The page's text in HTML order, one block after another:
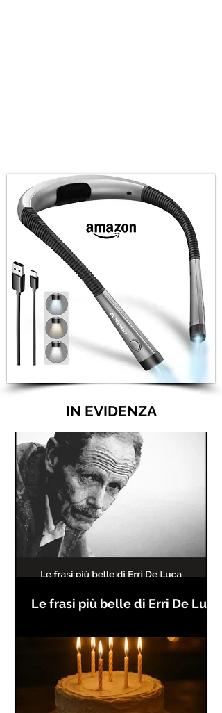
IN EVIDENZA
Le frasi più belle di Erri De Luca